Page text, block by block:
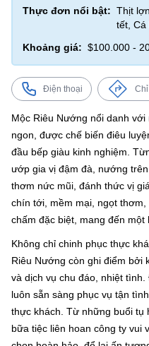
Thực đơn nổi bật: Thịt
tết,
Khoảng giá: $100.000 -
Điện thoại
Mộc Riêu Nướng nổi danh
ngon, được chế biến điêu
đầu bếp giàu kinh nghiệm.
ướp gia vị đậm đà, nướng
thơm nức mũi, đánh thức vị
chín tới, mềm mại, ngọt
chấm đặc biệt, mang đến một
Không chỉ chinh phục thực
Riêu Nướng còn ghi điểm bởi
và dịch vụ chu đáo, nhiệt
luôn sẵn sàng phục vụ tận
thực khách. Từ những buổi tụ
bữa tiệc liên hoan công ty vui